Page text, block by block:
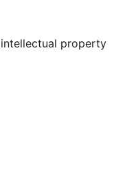
property